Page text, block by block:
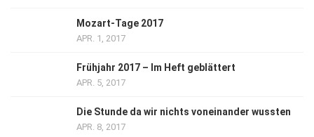
Mozart-Tage 2017
APR. 1, 2017
Frühjahr 2017 – Im Heft geblättert
APR. 5, 2017
Die Stunde da wir nichts voneinander wussten
APR. 8, 2017